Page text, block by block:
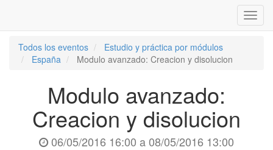
Todos los eventos
Estudio y práctica por módulos
España
Modulo avanzado: Creacion y disolucion
Modulo avanzado:
Creacion y disolucion
06/05/2016 16:00 a08/05/2016 13:00